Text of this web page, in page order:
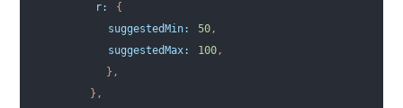
      r:
{
        suggestedMin:
50,
        suggestedMax:
100,
},
},